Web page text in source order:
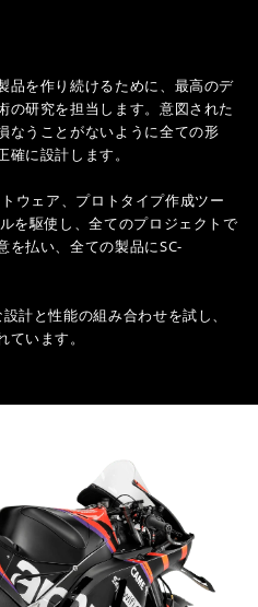
品を作り続けるために、最高のデ
の研究を担当します。意図された
なうことがないように全ての形
に設計します。
ウェア、プロトタイプ作成ツー
を駆使し、全てのプロジェクトで
を払い、全ての製品にSC-
計と性能の組み合わせを試し、
います。